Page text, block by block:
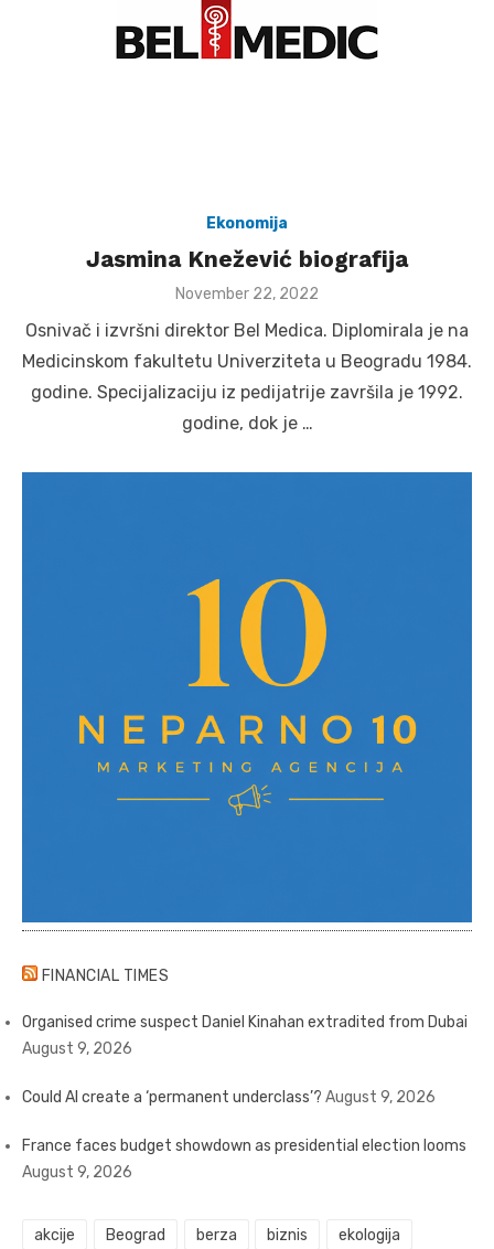
Ekonomija
Jasmina Knežević biografija
Posted
November 22, 2022
Osnivač i izvršni direktor Bel Medica. Diplomirala je na
Medicinskom fakultetu Univerziteta u Beogradu 1984.
godine. Specijalizaciju iz pedijatrije završila je 1992.
godine, dok je …
FINANCIAL TIMES
Organised crime suspect Daniel Kinahan extradited from Dubai
August 9, 2026
Could AI create a ‘permanent underclass’? August 9, 2026
France faces budget showdown as presidential election looms
August 9, 2026
akcije Beograd berza biznis ekologija